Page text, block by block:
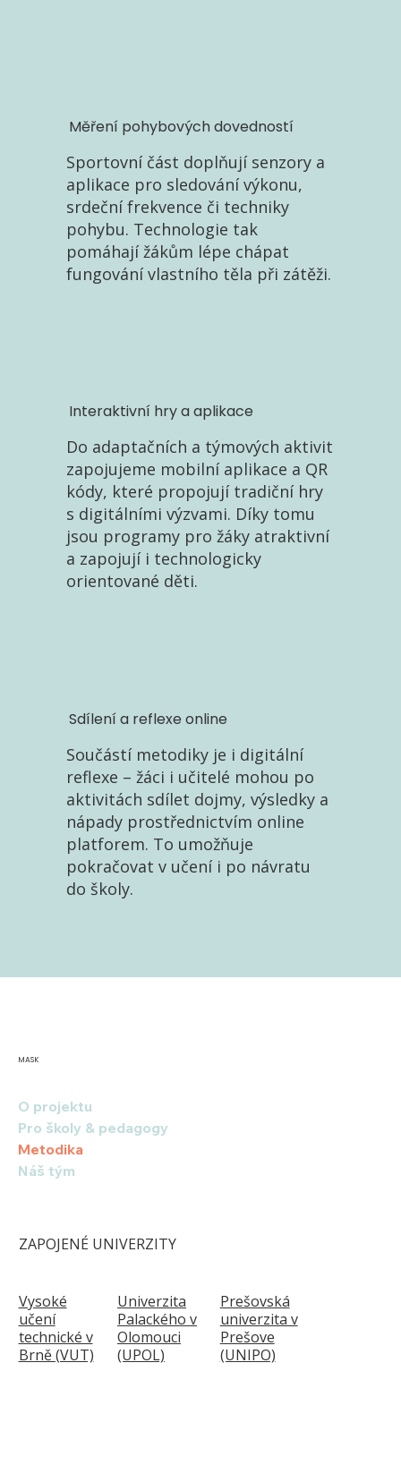
Měření pohybových dovedností
Sportovní část doplňují senzory a
aplikace pro sledování výkonu,
srdeční frekvence či techniky
pohybu. Technologie tak
pomáhají žákům lépe chápat
fungování vlastního těla při zátěži.
Interaktivní hry a aplikace
Do adaptačních a týmových aktivit
zapojujeme mobilní aplikace a QR
kódy, které propojují tradiční hry
s digitálními výzvami. Díky tomu
jsou programy pro žáky atraktivní
a zapojují i technologicky
orientované děti.
Sdílení a reflexe online
Součástí metodiky je i digitální
reflexe – žáci i učitelé mohou po
aktivitách sdílet dojmy, výsledky a
nápady prostřednictvím online
platforem. To umožňuje
pokračovat v učení i po návratu
do školy.
MASK
O projektu
Pro školy & pedagogy
Metodika
Náš tým
ZAPOJENÉ UNIVERZITY
Vysoké
učení
technické v
Brně (VUT)
Univerzita
Palackého v
Olomouci
(UPOL)
Prešovská
univerzita v
Prešove
(UNIPO)